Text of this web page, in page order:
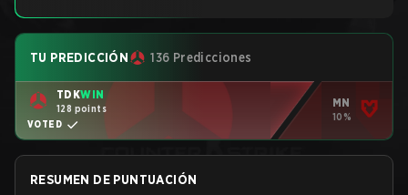
TU PREDICCIÓN 136 Predicciones
TDKWIN
128 points
VOTED
MN
10%
RESUMEN DE PUNTUACIÓN